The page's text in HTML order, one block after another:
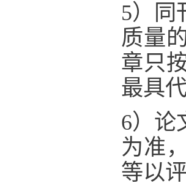
5）同
质量
章只
最具
6）论
为准
等以